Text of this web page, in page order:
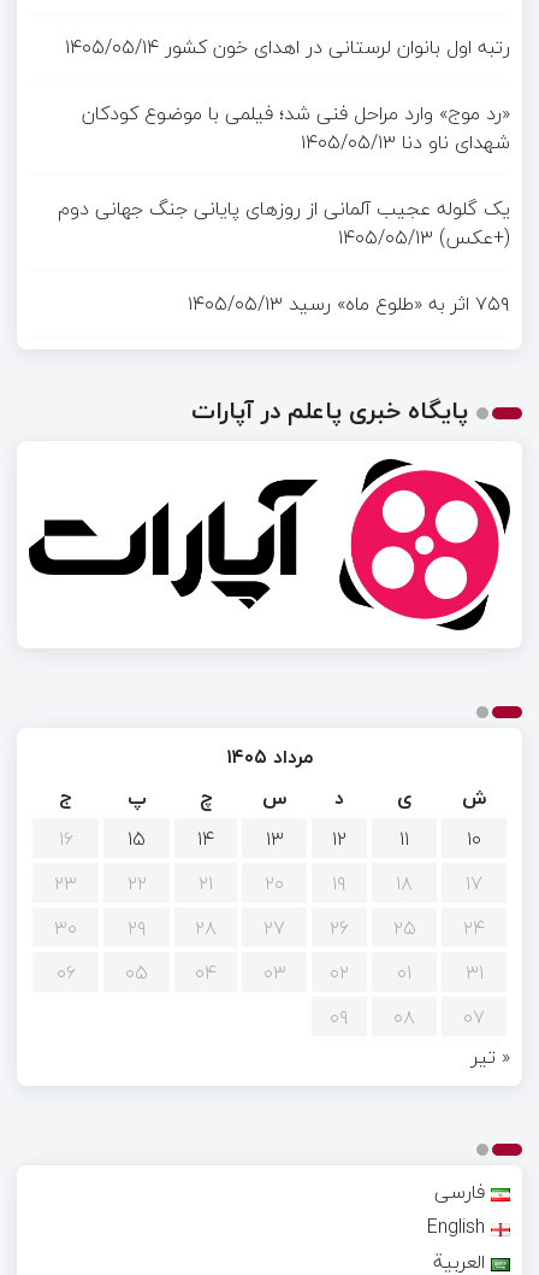
رتبه اول بانوان لرستانی در اهدای خون کشور ۱۴۰۵/۰۵/۱۴
«رد موج» وارد مراحل فنی شد؛ فیلمی با موضوع کودکان
شهدای ناو دنا ۱۴۰۵/۰۵/۱۳
یک گلوله عجیب آلمانی از روزهای پایانی جنگ جهانی دوم
(+عکس) ۱۴۰۵/۰۵/۱۳
۷۵۹ اثر به «طلوع ماه» رسید
۱۴۰۵/۰۵/۱۳
پایگاه خبری پاعلم در آپارات
مرداد ۱۴۰۵
ش
ی د س چ پ
ج
۱۰
۱۱ ۱۲ ۱۳ ۱۴ ۱۵
۱۶
۱۷
۱۸ ۱۹ ۲۰ ۲۱ ۲۲
۲۳
۲۴
۲۵ ۲۶ ۲۷ ۲۸ ۲۹
۳۰
۳۱
۰۱ ۰۲ ۰۳ ۰۴ ۰۵
۰۶
۰۷
۰۸
۰۹
« تیر
فارسی
English
العربية